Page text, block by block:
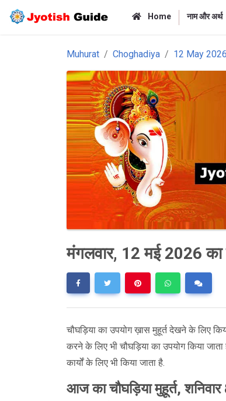
Home नाम और अर्थ
Muhurat Choghadiya 12 May 2026
मंगलवार, 12 मई 2026 का
चौघड़िया का उपयोग ख़ास मुहूर्त देखने के लिए
करने के लिए भी चौघड़िया का उपयोग किया
कार्यों के लिए भी किया जाता है.
आज का चौघड़िया मुहूर्त,